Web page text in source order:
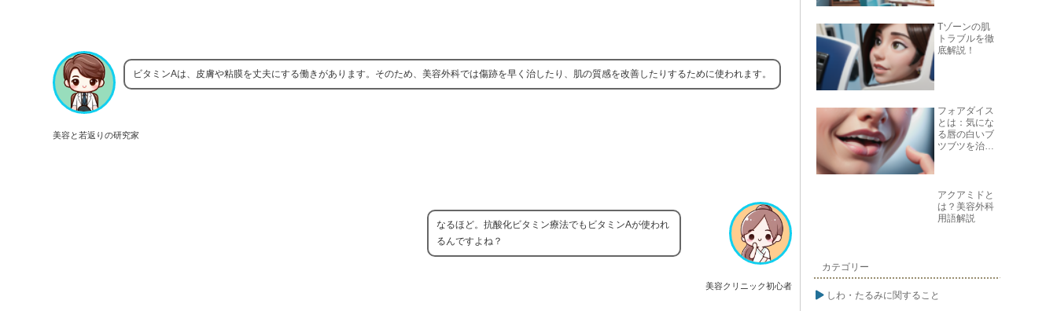
美容と若返りの研究家
ビタミンAは、皮膚や粘膜を丈夫にする働きがあります。そのため、美容外科では傷跡を早く治したり、肌の質感を改善したりするために使われます。
美容クリニック初心者
なるほど。抗酸化ビタミン療法でもビタミンAが使われ
るんですよね？
Tゾーンの肌
トラブルを徹
底解説！
フォアダイス
とは：気にな
る唇の白いブ
ツブツを治す
アクアミドと
は？美容外科
用語解説
カテゴリー
しわ・たるみに関すること